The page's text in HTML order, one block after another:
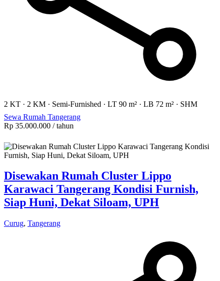
2 KT · 2 KM · Semi-Furnished · LT 90 m² · LB 72 m² · SHM
Sewa Rumah Tangerang
Rp 35.000.000 / tahun
Disewakan Rumah Cluster Lippo
Karawaci Tangerang Kondisi Furnish,
Siap Huni, Dekat Siloam, UPH
Curug, Tangerang